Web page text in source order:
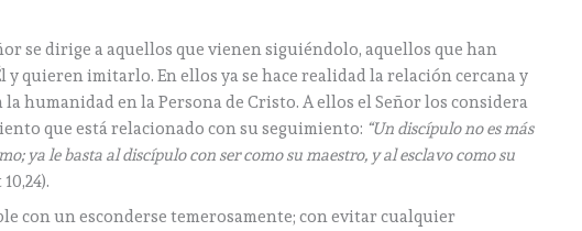
se dirige a aquellos que vienen siguiéndolo, aquellos que han
quieren imitarlo. En ellos ya se hace realidad la relación cercana y
la humanidad en la Persona de Cristo. A ellos el Señor los considera
que está relacionado con su seguimiento: “Un discípulo no es más
ya le basta al discípulo con ser como su maestro, y al esclavo como su
con un esconderse temerosamente; con evitar cualquier